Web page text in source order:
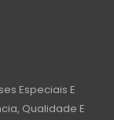
Especiais E
Qualidade E